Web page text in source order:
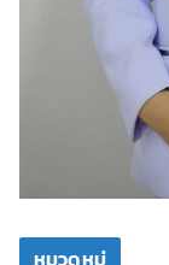
หมวดหมู่